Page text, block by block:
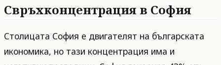
Свръхконцентрация в София
Столицата София е двигателят на българската
икономика, но тази концентрация има и